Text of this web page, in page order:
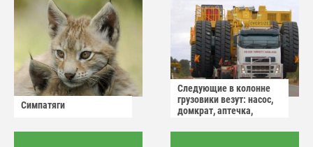
Симпатяги
Следующие в колонне
грузовики везут: насос,
домкрат, аптечка,